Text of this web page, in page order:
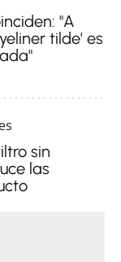
"A
tilde' es
sin
las